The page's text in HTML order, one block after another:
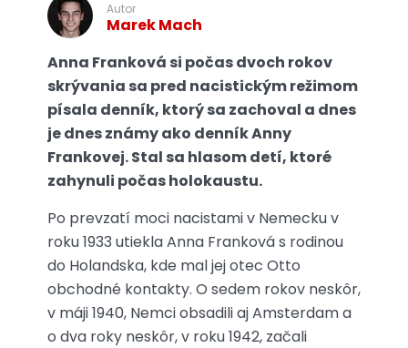
Autor
Marek Mach
Anna Franková si počas dvoch rokov
skrývania sa pred nacistickým režimom
písala denník, ktorý sa zachoval a dnes
je dnes známy ako denník Anny
Frankovej. Stal sa hlasom detí, ktoré
zahynuli počas holokaustu.
Po prevzatí moci nacistami v Nemecku v
roku 1933 utiekla Anna Franková s rodinou
do Holandska, kde mal jej otec Otto
obchodné kontakty. O sedem rokov neskôr,
v máji 1940, Nemci obsadili aj Amsterdam a
o dva roky neskôr, v roku 1942, začali